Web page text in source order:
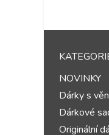
NOVINKY
Dárky s
Dárkové
Originální